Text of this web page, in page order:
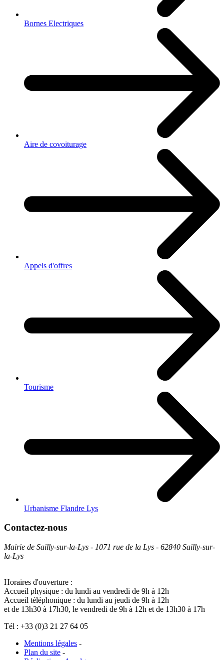
Bornes Electriques
Aire de covoiturage
Appels d'offres
Tourisme
Urbanisme Flandre Lys
Contactez-nous
Mairie de Sailly-sur-la-Lys - 1071 rue de la Lys - 62840 Sailly-sur-
la-Lys
Horaires d'ouverture :
Accueil physique : du lundi au vendredi de 9h à 12h
Accueil téléphonique : du lundi au jeudi de 9h à 12h
et de 13h30 à 17h30, le vendredi de 9h à 12h et de 13h30 à 17h
Tél : +33 (0)3 21 27 64 05
Mentions légales -
Plan du site -